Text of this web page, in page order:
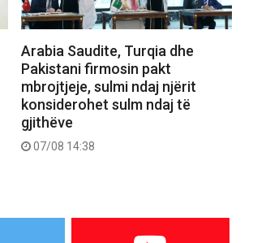
Arabia Saudite, Turqia dhe
Pakistani firmosin pakt
mbrojtjeje, sulmi ndaj njërit
konsiderohet sulm ndaj të
gjithëve
07/08 14:38